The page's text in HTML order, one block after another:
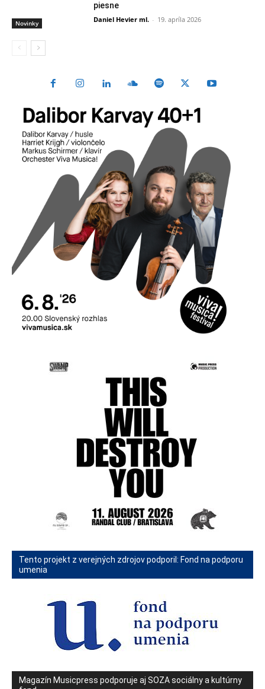
Novinky
piesne
Daniel Hevier ml. - 19. apríla 2026
Tento projekt z verejných zdrojov podporil: Fond na podporu
umenia
Magazín Musicpress podporuje aj SOZA sociálny a kultúrny